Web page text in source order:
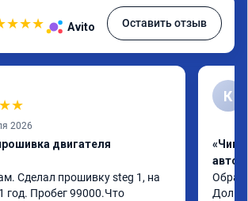
★★★ Avito Оставить отзыв
★★
2026
двигателя
Сделал прошивку steg 1, на
год. Пробег 99000.Что
К
«Чип
Долго